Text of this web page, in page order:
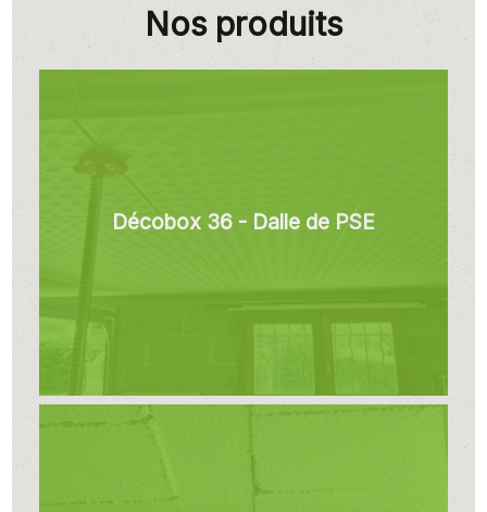
Nos produits
Décobox 36 - Dalle de PSE